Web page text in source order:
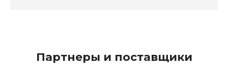
Партнеры и поставщики